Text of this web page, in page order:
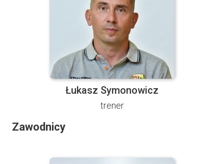
Łukasz Symonowicz
trener
Zawodnicy